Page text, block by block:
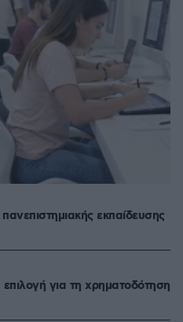
εκπαίδευσης
για τη χρηματοδότηση